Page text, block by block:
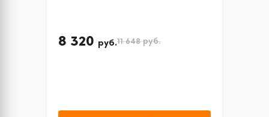
8 320 руб.11 648руб.